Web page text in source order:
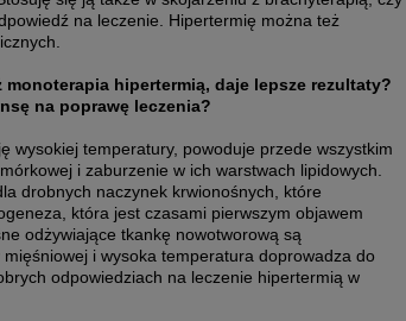
na leczenie. Hipertermię można też
hipertermią, daje lepsze rezultaty?
na poprawę leczenia?
wysokiej temperatury, powoduje przede wszystkim
i zaburzenie w ich warstwach lipidowych.
drobnych naczynek krwionośnych, które
która jest czasami pierwszym objawem
odżywiające tkankę nowotworową są
i wysoka temperatura doprowadza do
odpowiedziach na leczenie hipertermią w